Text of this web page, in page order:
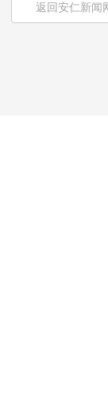
返回安仁新闻